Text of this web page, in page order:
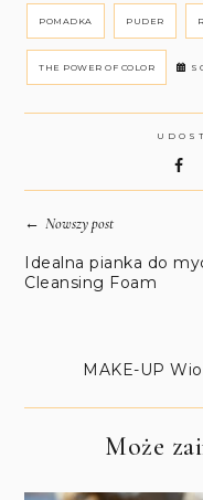
POMADKA PUDER
THE POWER OF COLOR
←Nowszy post
Idealna pianka do
Cleansing Foam
MAKE-UP
Może